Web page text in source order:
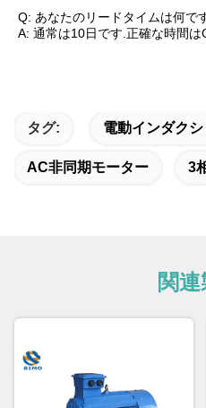
Q: あなたのリードタイムは何で
A: 通常は10日です.正確な時間は
タグ: 電動インダク
AC非同期モーター 3
関